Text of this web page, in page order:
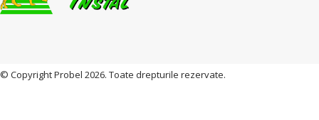
© Copyright Probel 2026. Toate drepturile rezervate.